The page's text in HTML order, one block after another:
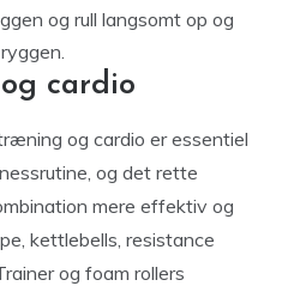
og rull langsomt op og
cardio
og cardio er essentiel
og det rette
mere effektiv og
kettlebells, resistance
og foam rollers